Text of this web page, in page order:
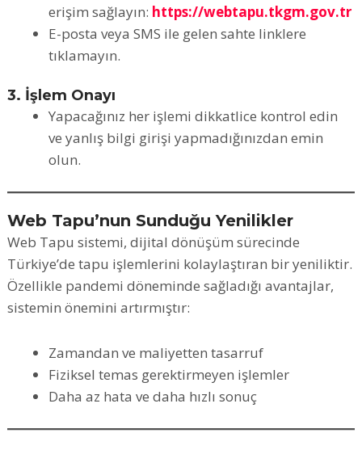
erişim sağlayın: https://webtapu.tkgm.gov.tr
E-posta veya SMS ile gelen sahte linklere
tıklamayın.
3. İşlem Onayı
Yapacağınız her işlemi dikkatlice kontrol edin
ve yanlış bilgi girişi yapmadığınızdan emin
olun.
Web Tapu’nun Sunduğu Yenilikler
Web Tapu sistemi, dijital dönüşüm sürecinde
Türkiye’de tapu işlemlerini kolaylaştıran bir yeniliktir.
Özellikle pandemi döneminde sağladığı avantajlar,
sistemin önemini artırmıştır:
Zamandan ve maliyetten tasarruf
Fiziksel temas gerektirmeyen işlemler
Daha az hata ve daha hızlı sonuç